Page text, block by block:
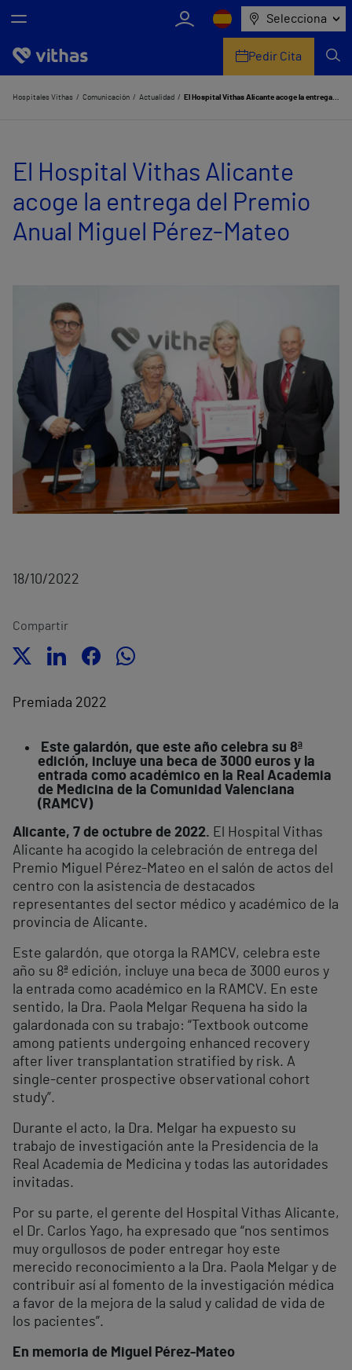
Selecciona
Nosotros
Servicios de salud
Equipo médico y asistencial
Pedir Cita
Hospitales Vithas Comunicación Actualidad El Hospital Vithas Alicante acoge la entrega del Premio Anual Miguel Pérez-Mateo
El Hospital Vithas Alicante
acoge la entrega del Premio
Anual Miguel Pérez-Mateo
18/10/2022
Compartir
Premiada 2022
Este galardón, que este año celebra su 8ª
edición, incluye una beca de 3000 euros y la
entrada como académico en la Real Academia
de Medicina de la Comunidad Valenciana
(RAMCV)
Alicante, 7 de octubre de 2022. El Hospital Vithas
Alicante ha acogido la celebración de entrega del
Premio Miguel Pérez-Mateo en el salón de actos del
centro con la asistencia de destacados
representantes del sector médico y académico de la
provincia de Alicante.
Este galardón, que otorga la RAMCV, celebra este
año su 8ª edición, incluye una beca de 3000 euros y
la entrada como académico en la RAMCV. En este
sentido, la Dra. Paola Melgar Requena ha sido la
galardonada con su trabajo: “Textbook outcome
among patients undergoing enhanced recovery
after liver transplantation stratified by risk. A
single-center prospective observational cohort
study”.
Durante el acto, la Dra. Melgar ha expuesto su
trabajo de investigación ante la Presidencia de la
Real Academia de Medicina y todas las autoridades
invitadas.
Por su parte, el gerente del Hospital Vithas Alicante,
el Dr. Carlos Yago, ha expresado que “nos sentimos
muy orgullosos de poder entregar hoy este
merecido reconocimiento a la Dra. Paola Melgar y de
contribuir así al fomento de la investigación médica
a favor de la mejora de la salud y calidad de vida de
los pacientes”.
En memoria de Miguel Pérez-Mateo